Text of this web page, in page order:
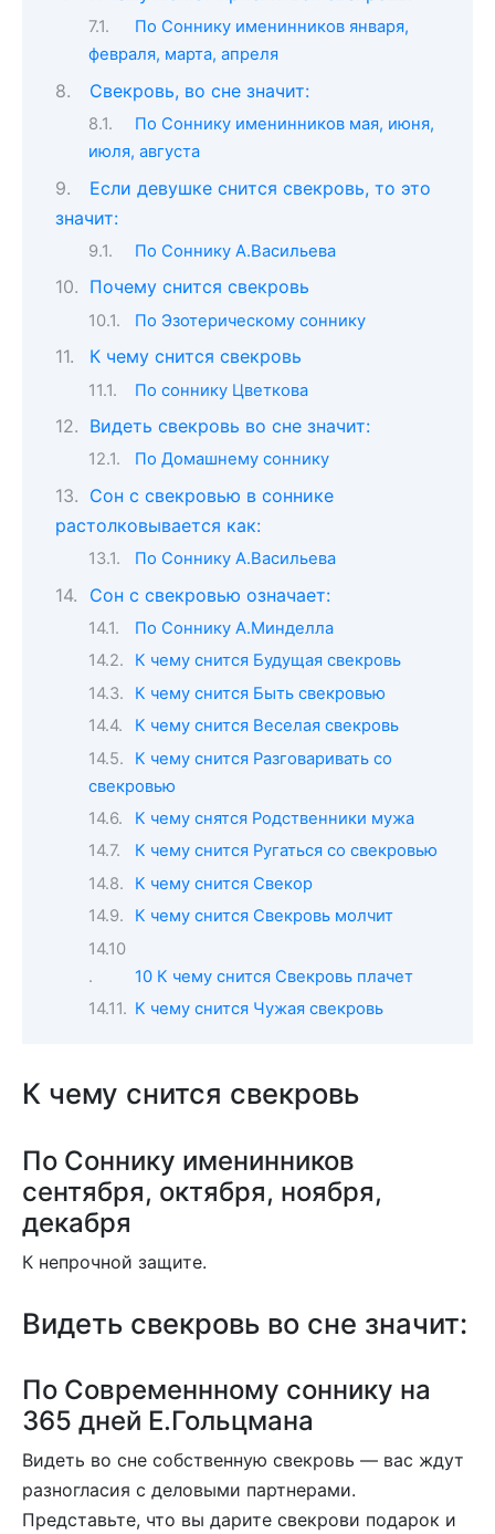
По Соннику именинников января,
февраля, марта, апреля
Свекровь, во сне значит:
По Соннику именинников мая, июня,
июля, августа
Если девушке снится свекровь, то это
значит:
По Соннику А.Васильева
Почему снится свекровь
По Эзотерическому соннику
К чему снится свекровь
По соннику Цветкова
Видеть свекровь во сне значит:
По Домашнему соннику
Сон c свекровью в соннике
растолковывается как:
По Соннику А.Васильева
Сон с свекровью означает:
По Соннику А.Минделла
К чему снится Будущая свекровь
К чему снится Быть свекровью
К чему снится Веселая свекровь
К чему снится Разговаривать со
свекровью
К чему снятся Родственники мужа
К чему снится Ругаться со свекровью
К чему снится Свекор
К чему снится Свекровь молчит
10 К чему снится Свекровь плачет
К чему снится Чужая свекровь
К чему снится свекровь
По Соннику именинников
сентября, октября, ноября,
декабря
К непрочной защите.
Видеть свекровь во сне значит:
По Современнному соннику на
365 дней Е.Гольцмана
Видеть во сне собственную свекровь — вас ждут
разногласия с деловыми партнерами.
Представьте, что вы дарите свекрови подарок и